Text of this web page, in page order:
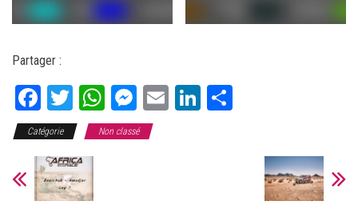
Partager :
Fa
ce
bo
ok
T
wi
tt
er
W
ha
ts
M
es
se
E
Li
Catégorie Non classé